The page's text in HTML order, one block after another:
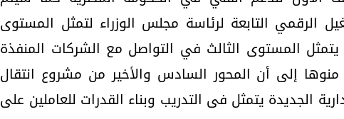
الرقمي التابعة لرئاسة مجلس الوزراء لتمثل المستوى
المستوى الثالث في التواصل مع الشركات المنفذة
منوها إلى أن المحور السادس والأخير من مشروع انتقال
الجديدة يتمثل فى التدريب وبناء القدرات للعاملين على